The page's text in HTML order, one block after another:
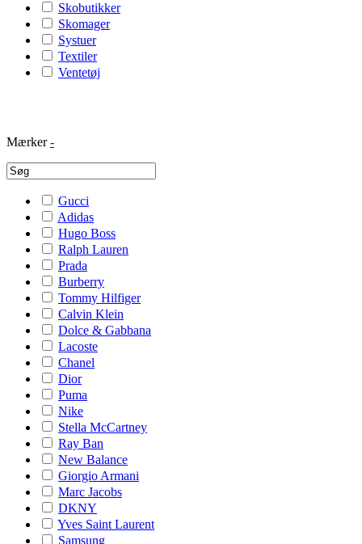
Skobutikker
Skomager
Systuer
Textiler
Ventetøj
Mærker -
Gucci
Adidas
Hugo Boss
Ralph Lauren
Prada
Burberry
Tommy Hilfiger
Calvin Klein
Dolce & Gabbana
Lacoste
Chanel
Dior
Puma
Nike
Stella McCartney
Ray Ban
New Balance
Giorgio Armani
Marc Jacobs
DKNY
Yves Saint Laurent
Samsung